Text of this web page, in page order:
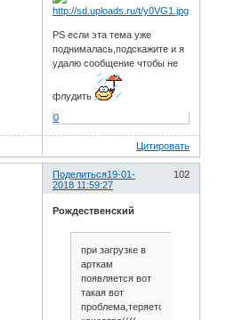
PS если эта тема уже
поднималась,подскажите и я
удалю сообщение чтобы не
флудить
0
Цитировать
Поделиться 102
19-01-
2018 11:59:27
Рождественский
при загрузке в
арткам
появляется вот
такая вот
проблема,теряется